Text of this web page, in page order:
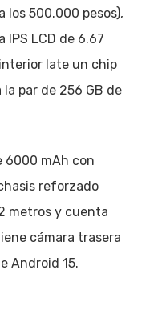
los 500.000 pesos),
LCD de 6.67
late un chip
la par de 256 GB de
6000 mAh con
reforzado
metros y cuenta
cámara trasera
Android 15.